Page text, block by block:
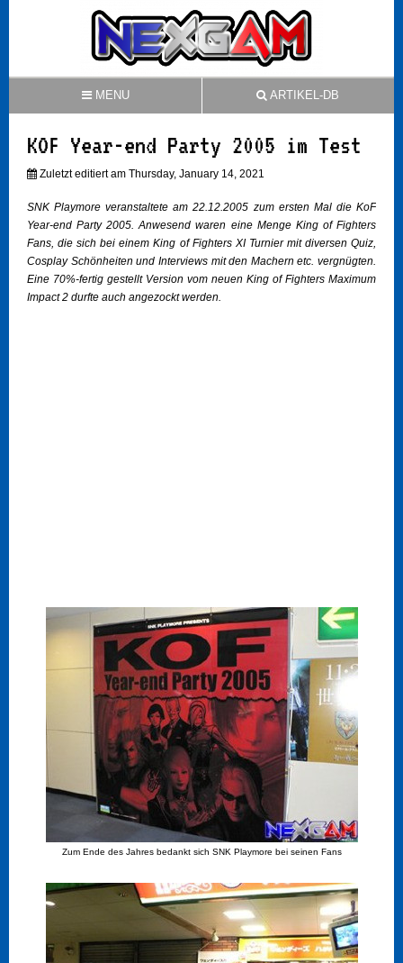
MENU ARTIKEL-DB
KOF Year-end Party 2005 im Test
Zuletzt editiert am Thursday, January 14, 2021
SNK Playmore veranstaltete am 22.12.2005 zum ersten Mal die KoF
Year-end Party 2005. Anwesend waren eine Menge King of Fighters
Fans, die sich bei einem King of Fighters XI Turnier mit diversen Quiz,
Cosplay Schönheiten und Interviews mit den Machern etc. vergnügten.
Eine 70%-fertig gestellt Version vom neuen King of Fighters Maximum
Impact 2 durfte auch angezockt werden.
Zum Ende des Jahres bedankt sich SNK Playmore bei seinen Fans